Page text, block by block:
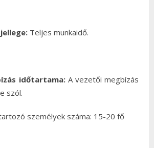
Teljes munkaidő.
időtartama: A vezetői megbízás
szól.
személyek száma: 15-20 fő